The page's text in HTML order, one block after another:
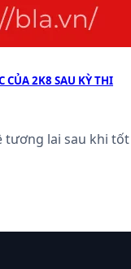
2K8 SAU KỲ THI
tương lai sau khi tốt